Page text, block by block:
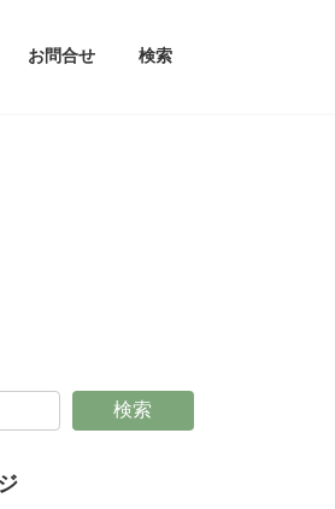
お問合せ 検索
検索